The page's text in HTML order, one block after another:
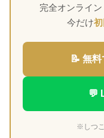
完全オンライン
今だけ
📝 無
💬
※しつ